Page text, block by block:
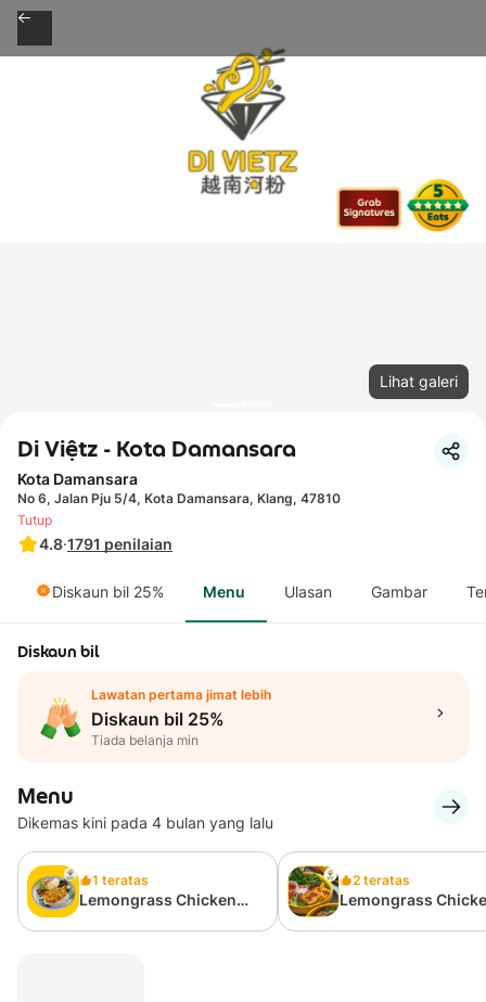
Lihat galeri
Di Việtz - Kota Damansara
Kota Damansara
No 6, Jalan Pju 5/4, Kota Damansara, Klang, 47810
4.8·1791 penilaian
Tutup
Diskaun bil 25% Menu Ulasan Gambar
Diskaun bil
Lawatan pertama jimat lebih
Diskaun bil 25%
Tiada belanja min
Menu
Dikemas kini pada 4 bulan yang lalu
1 teratas
Lemongrass Chicken
2 teratas
Lemongrass